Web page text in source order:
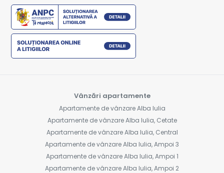
Vânzări apartamente
Apartamente de vânzare Alba Iulia
Apartamente de vânzare Alba Iulia, Cetate
Apartamente de vânzare Alba Iulia, Central
Apartamente de vânzare Alba Iulia, Ampoi 3
Apartamente de vânzare Alba Iulia, Ampoi 1
Apartamente de vânzare Alba Iulia, Ampoi 2